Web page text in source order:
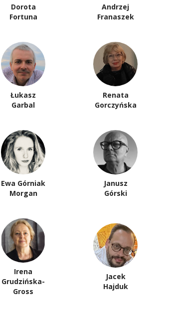
Dorota
Fortuna
Andrzej
Franaszek
Łukasz
Garbal
Renata
Gorczyńska
Ewa Górniak
Morgan
Janusz
Górski
Irena
Grudzińska-
Gross
Jacek
Hajduk